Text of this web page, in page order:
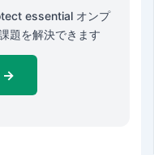
essential オンプ
題を解決できます
→